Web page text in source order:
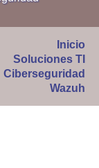
Inicio
Soluciones TI
Ciberseguridad
Wazuh